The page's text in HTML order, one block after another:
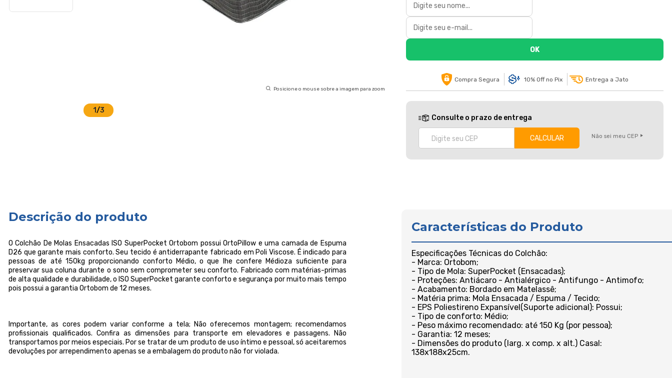
1/3
Posicione o mouse sobre a imagem para zoom
Compra Segura 10% Off no Pix Entrega a Jato
Consulte o prazo de entrega
Não sei meu CEP
Descrição do produto
O Colchão De Molas Ensacadas ISO SuperPocket Ortobom possui OrtoPillow e uma camada de Espuma
D26 que garante mais conforto. Seu tecido é antiderrapante fabricado em Poli Viscose. É indicado para
pessoas de até 150kg proporcionando conforto Médio, o que lhe confere Médioza suficiente para
preservar sua coluna durante o sono sem comprometer seu conforto. Fabricado com matérias-primas
de alta qualidade e durabilidade, o ISO SuperPocket garante conforto e segurança por muito mais tempo
pois possui a garantia Ortobom de 12 meses.
Importante, as cores podem variar conforme a tela; Não oferecemos montagem; recomendamos
profissionais qualificados. Confira as dimensões para transporte em elevadores e passagens. Não
transportamos por meios especiais. Por se tratar de um produto de uso íntimo e pessoal, só aceitaremos
devoluções por arrependimento apenas se a embalagem do produto não for violada.
Características do Produto
Especificações Técnicas do Colchão:
- Marca: Ortobom;
- Tipo de Mola: SuperPocket (Ensacadas);
- Proteções: Antiácaro - Antialérgico - Antifungo - Antimofo;
- Acabamento: Bordado em Matelassê;
- Matéria prima: Mola Ensacada / Espuma / Tecido;
- EPS Poliestireno Expansível(Suporte adicional): Possui;
- Tipo de conforto: Médio;
- Peso máximo recomendado: até 150 Kg (por pessoa);
- Garantia: 12 meses;
- Dimensões do produto (larg. x comp. x alt.) Casal:
138x188x25cm.